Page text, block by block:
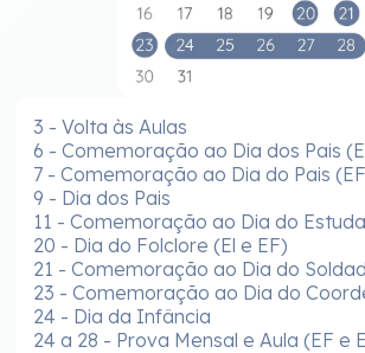
3 - Volta às Aulas
6 - Comemoração ao Dia dos Pais
7 - Comemoração ao Dia do Pais
9 - Dia dos Pais
11 - Comemoração ao Dia do
20 - Dia do Folclore (El e EF)
21 - Comemoração ao Dia do
23 - Comemoração ao Dia do
24 - Dia da Infância
24 a 28 - Prova Mensal e Aula (EF e